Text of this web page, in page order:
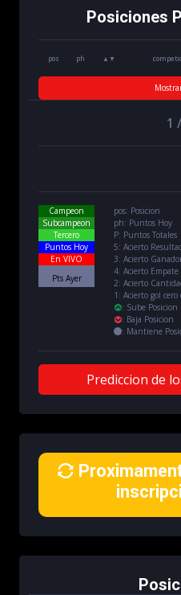
Posiciones
pos ph ▲▼
1
Campeon
Subcampeon
Tercero
Puntos Hoy
En VIVO
Pts Ayer
pos: Posicion
ph: Puntos Hoy
P: Puntos Totales
5: Acierto
3: Acierto
4: Acierto Empate
2: Acierto
1: Acierto gol
: Sube Posicion
: Baja Posicion
: Mantiene
Prediccion de